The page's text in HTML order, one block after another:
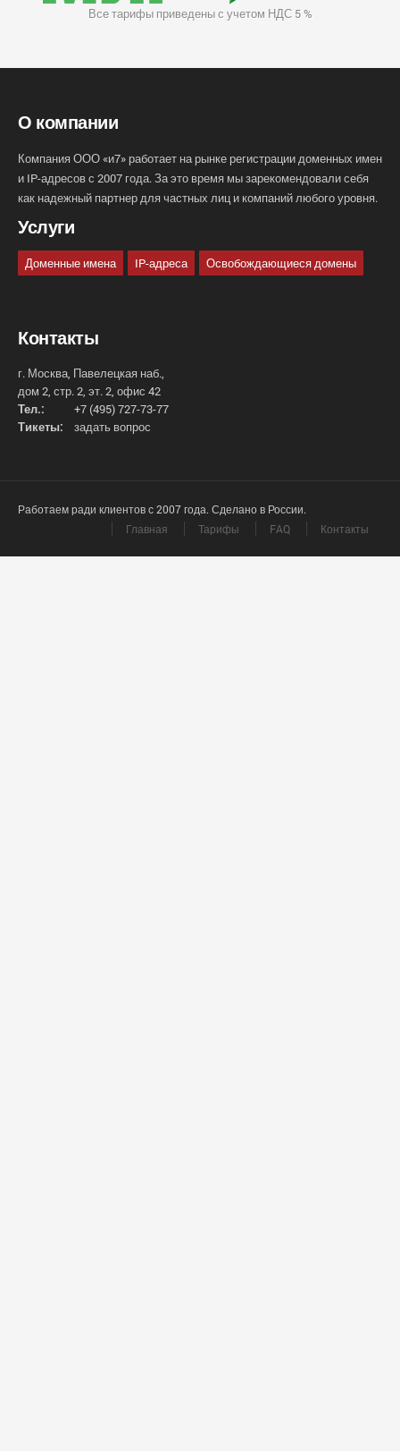
Все тарифы приведены с учетом НДС 5 %
О компании
Компания ООО «и7» работает на рынке регистрации доменных имен
и IP-адресов с 2007 года. За это время мы зарекомендовали себя
как надежный партнер для частных лиц и компаний любого уровня.
Услуги
Доменные имена IP-адреса Освобождающиеся домены
Контакты
г. Москва, Павелецкая наб.,
дом 2, стр. 2, эт. 2, офис 42
Тел.:
+7 (495) 727-73-77
Тикеты:
задать вопрос
Работаем ради клиентов с 2007 года. Сделано в России.
Главная
Тарифы FAQ Контакты